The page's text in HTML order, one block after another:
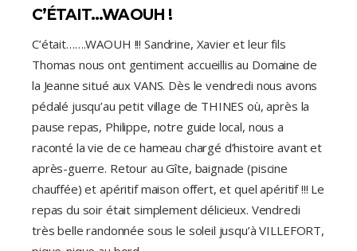
C’ÉTAIT…WAOUH !
C’était…….WAOUH !!! Sandrine, Xavier et leur fils
Thomas nous ont gentiment accueillis au Domaine de
la Jeanne situé aux VANS. Dès le vendredi nous avons
pédalé jusqu’au petit village de THINES où, après la
pause repas, Philippe, notre guide local, nous a
raconté la vie de ce hameau chargé d’histoire avant et
après-guerre. Retour au Gîte, baignade (piscine
chauffée) et apéritif maison offert, et quel apéritif !!! Le
repas du soir était simplement délicieux. Vendredi
très belle randonnée sous le soleil jusqu’à VILLEFORT,